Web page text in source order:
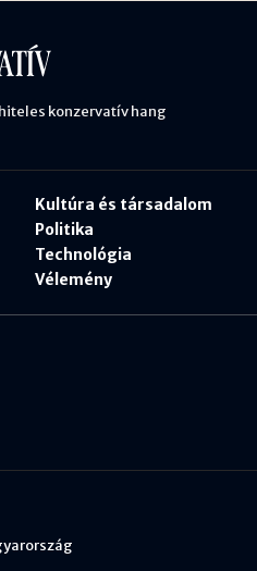
konzervatív hang
Kultúra és társadalom
Politika
Technológia
Vélemény